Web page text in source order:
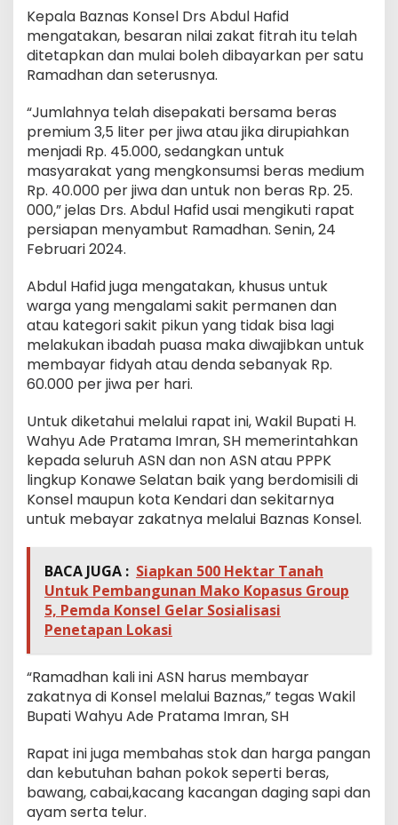
Kepala Baznas Konsel Drs Abdul Hafid
mengatakan, besaran nilai zakat fitrah itu telah
ditetapkan dan mulai boleh dibayarkan per satu
Ramadhan dan seterusnya.
“Jumlahnya telah disepakati bersama beras
premium 3,5 liter per jiwa atau jika dirupiahkan
menjadi Rp. 45.000, sedangkan untuk
masyarakat yang mengkonsumsi beras medium
Rp. 40.000 per jiwa dan untuk non beras Rp. 25.
000,” jelas Drs. Abdul Hafid usai mengikuti rapat
persiapan menyambut Ramadhan. Senin, 24
Februari 2024.
Abdul Hafid juga mengatakan, khusus untuk
warga yang mengalami sakit permanen dan
atau kategori sakit pikun yang tidak bisa lagi
melakukan ibadah puasa maka diwajibkan untuk
membayar fidyah atau denda sebanyak Rp.
60.000 per jiwa per hari.
Untuk diketahui melalui rapat ini, Wakil Bupati H.
Wahyu Ade Pratama Imran, SH memerintahkan
kepada seluruh ASN dan non ASN atau PPPK
lingkup Konawe Selatan baik yang berdomisili di
Konsel maupun kota Kendari dan sekitarnya
untuk mebayar zakatnya melalui Baznas Konsel.
BACA JUGA : Siapkan 500 Hektar Tanah
Untuk Pembangunan Mako Kopasus Group
5, Pemda Konsel Gelar Sosialisasi
Penetapan Lokasi
“Ramadhan kali ini ASN harus membayar
zakatnya di Konsel melalui Baznas,” tegas Wakil
Bupati Wahyu Ade Pratama Imran, SH
Rapat ini juga membahas stok dan harga pangan
dan kebutuhan bahan pokok seperti beras,
bawang, cabai,kacang kacangan daging sapi dan
ayam serta telur.